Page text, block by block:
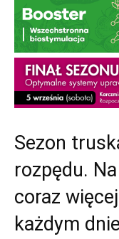
Sezon
rozpędu.
coraz
każdym